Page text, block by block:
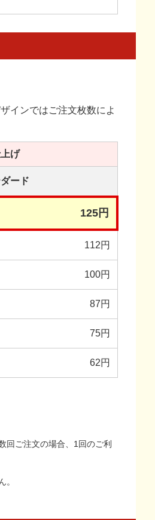
インではご注文枚数によ
げ
ード
125円
112円
100円
87円
75円
62円
回ご注文の場合、1回のご利
。